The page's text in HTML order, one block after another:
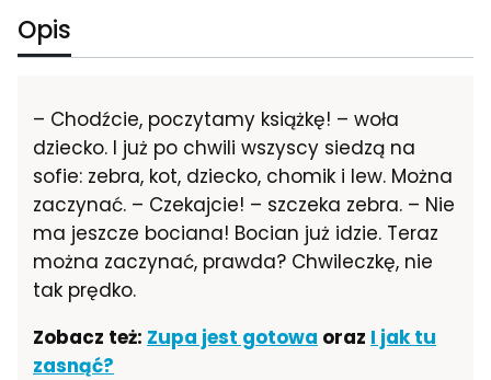
Opis
– Chodźcie, poczytamy książkę! – woła
dziecko. I już po chwili wszyscy siedzą na
sofie: zebra, kot, dziecko, chomik i lew. Można
zaczynać. – Czekajcie! – szczeka zebra. – Nie
ma jeszcze bociana! Bocian już idzie. Teraz
można zaczynać, prawda? Chwileczkę, nie
tak prędko.
Zobacz też: Zupa jest gotowa oraz I jak tu
zasnąć?